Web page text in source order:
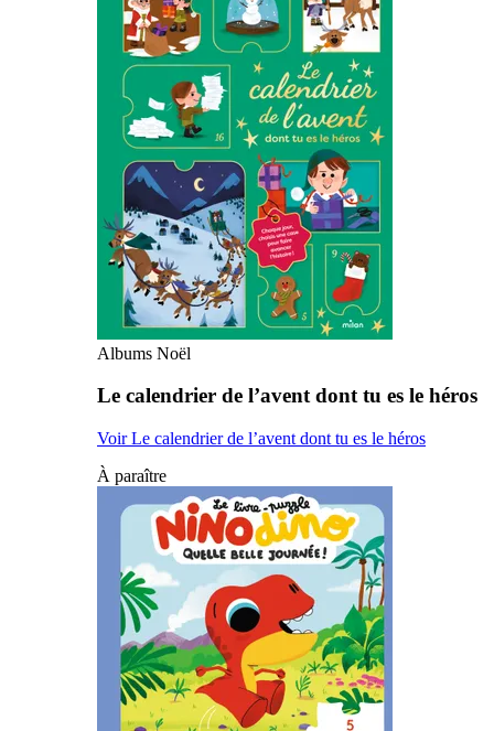
Albums Noël
Le calendrier de l’avent dont tu es le héros
Voir Le calendrier de l’avent dont tu es le héros
À paraître